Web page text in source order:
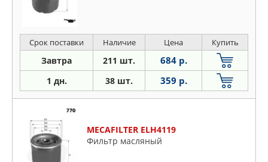
Срок поставки Наличие Цена Купить
Завтра 211 шт. 684 р.
1 дн. 38 шт. 359 р.
MECAFILTER ELH4119
Фильтр масляный